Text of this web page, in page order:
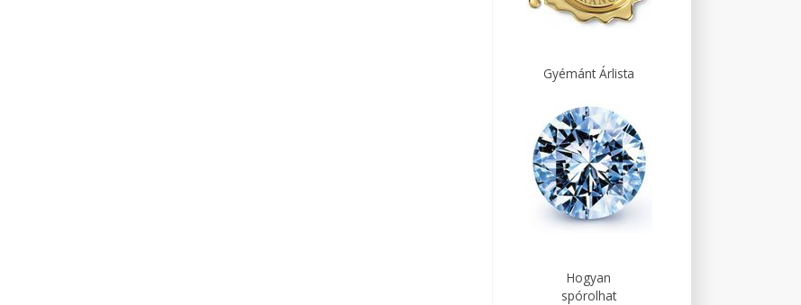
Gyémánt Árlista
Hogyan
spórolhat